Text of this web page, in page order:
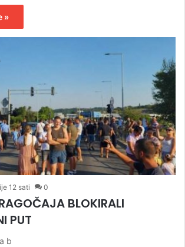
»
12 sati 0
BLOKIRALI
PUT
b